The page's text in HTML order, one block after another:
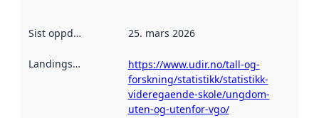
Sist oppdatert 25. mars 2026
Landingsside
https://www.udir.no/tall-og-
forskning/statistikk/statistikk-
videregaende-skole/ungdom-
uten-og-utenfor-vgo/